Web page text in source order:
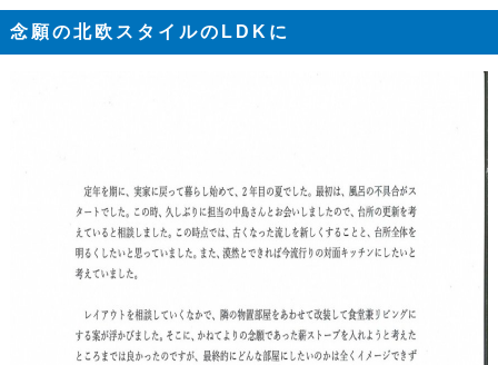
念願の北欧スタイルのLDKに